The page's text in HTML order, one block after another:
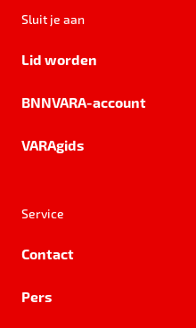
Sluit je aan
Lid worden
BNNVARA-account
VARAgids
Service
Contact
Pers